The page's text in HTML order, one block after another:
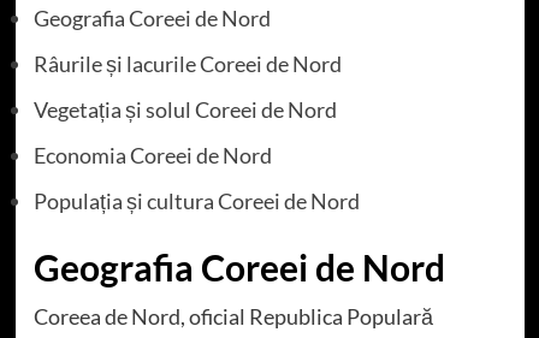
Geografia Coreei de Nord
Râurile și lacurile Coreei de Nord
Vegetația și solul Coreei de Nord
Economia Coreei de Nord
Populația și cultura Coreei de Nord
Geografia Coreei de Nord
Coreea de Nord, oficial Republica Populară